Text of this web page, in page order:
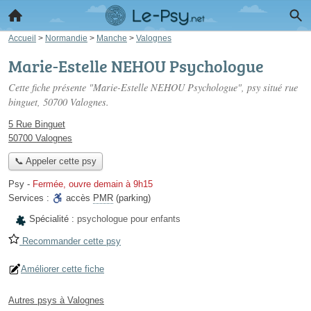
Accueil > Normandie > Manche > Valognes
Marie-Estelle NEHOU Psychologue
Cette fiche présente "Marie-Estelle NEHOU Psychologue", psy situé rue
binguet, 50700 Valognes.
5 Rue Binguet
50700 Valognes
📞 Appeler cette psy
Psy - Fermée, ouvre demain à 9h15
Services :
accès PMR (parking)
Spécialité : psychologue pour enfants
Recommander cette psy
Améliorer cette fiche
Autres psys à Valognes